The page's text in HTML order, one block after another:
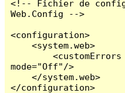
<!-- Fichier de
Web.Config -->
<configuration>
    <system.web>
        <customErrors
mode="Off"/>
    </system.web>
</configuration>